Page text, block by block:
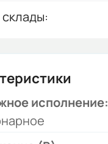
исполнение: